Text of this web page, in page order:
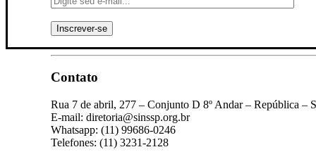
Contato
Rua 7 de abril, 277 – Conjunto D 8º Andar – República –
E-mail: diretoria@sinssp.org.br
Whatsapp: (11) 99686-0246
Telefones: (11) 3231-2128